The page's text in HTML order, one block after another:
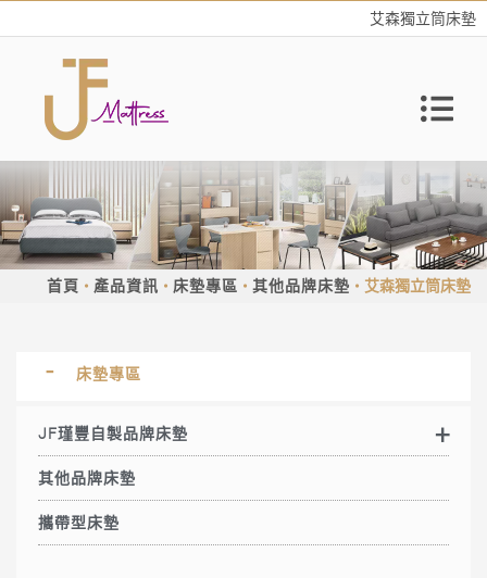
艾森獨立筒床墊
首頁 產品資訊 床墊專區 其他品牌床墊 艾森獨立筒床墊
床墊專區
JF瑾豐自製品牌床墊
其他品牌床墊
攜帶型床墊